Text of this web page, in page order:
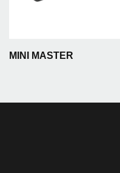
MINI MASTER